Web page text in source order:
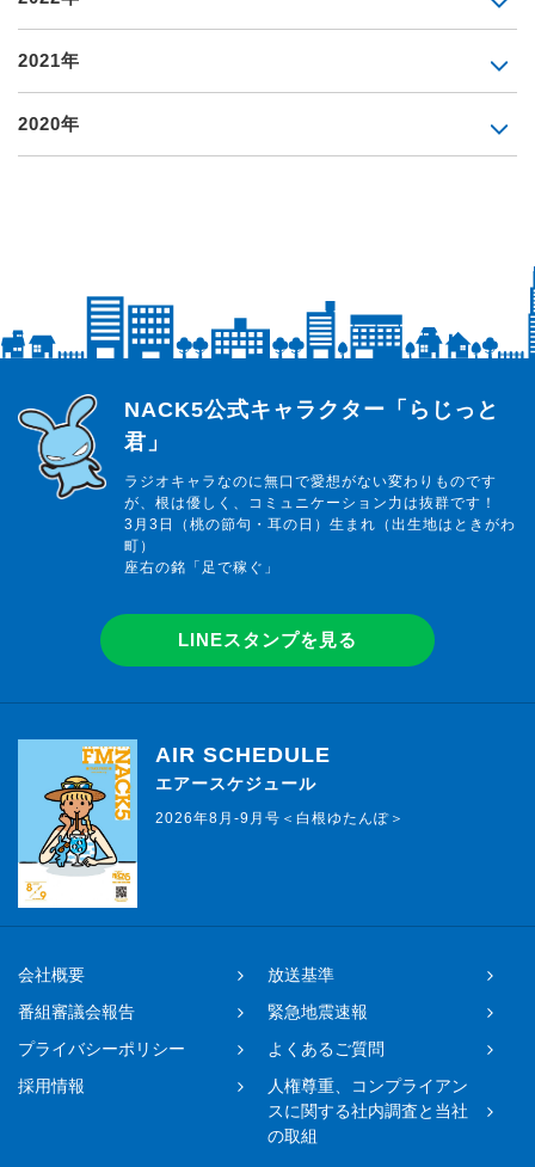
2021年
2020年
らじっと君
NACK5公式キャラクター「らじっと
君」
ラジオキャラなのに無口で愛想がない変わりものです
が、根は優しく、コミュニケーション力は抜群です！
3月3日（桃の節句・耳の日）生まれ（出生地はときがわ
町）
座右の銘「足で稼ぐ」
LINEスタンプを見る
AIR SCHEDULE
エアースケジュール
2026年8月-9月号＜白根ゆたんぽ＞
会社概要
放送基準
番組審議会報告
緊急地震速報
プライバシーポリシー
よくあるご質問
採用情報
人権尊重、コンプライアン
スに関する社内調査と当社
の取組